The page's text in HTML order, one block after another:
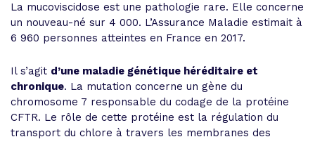
La mucoviscidose est une pathologie rare. Elle concerne
un nouveau-né sur 4 000. L’Assurance Maladie estimait à
6 960 personnes atteintes en France en 2017.
Il s’agit d’une maladie génétique héréditaire et
chronique. La mutation concerne un gène du
chromosome 7 responsable du codage de la protéine
CFTR. Le rôle de cette protéine est la régulation du
transport du chlore à travers les membranes des